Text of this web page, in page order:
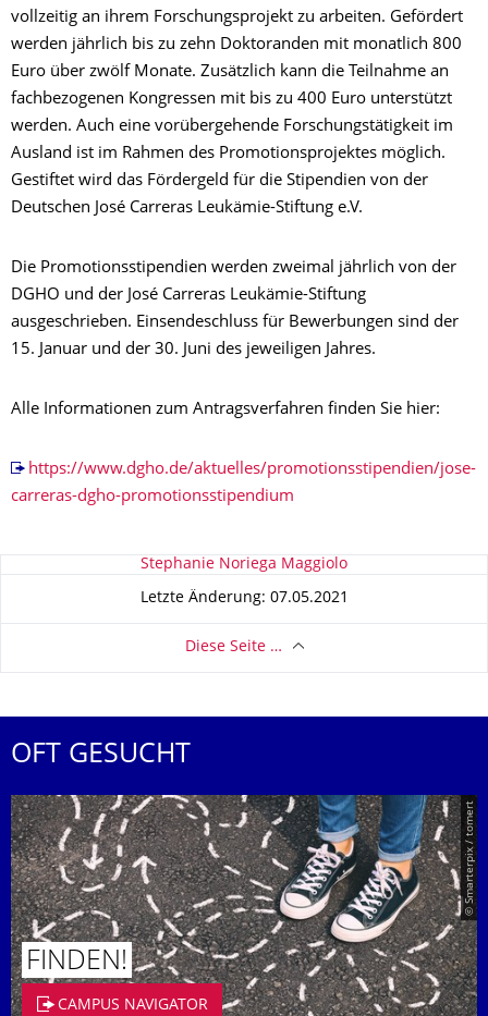
vollzeitig an ihrem Forschungsprojekt zu arbeiten. Gefördert
werden jährlich bis zu zehn Doktoranden mit monatlich 800
Euro über zwölf Monate. Zusätzlich kann die Teilnahme an
fachbezogenen Kongressen mit bis zu 400 Euro unterstützt
werden. Auch eine vorübergehende Forschungstätigkeit im
Ausland ist im Rahmen des Promotionsprojektes möglich.
Gestiftet wird das Fördergeld für die Stipendien von der
Deutschen José Carreras Leukämie-Stiftung e.V.
Die Promotionsstipendien werden zweimal jährlich von der
DGHO und der José Carreras Leukämie-Stiftung
ausgeschrieben. Einsendeschluss für Bewerbungen sind der
15. Januar und der 30. Juni des jeweiligen Jahres.
Alle Informationen zum Antragsverfahren finden Sie hier:
https://www.dgho.de/aktuelles/promotionsstipendien/jose-
carreras-dgho-promotionsstipendium
Zu dieser SeiteStephanie Noriega Maggiolo
Letzte Änderung: 07.05.2021
Diese Seite …
OFT GESUCHT
© Smarterpix / tomert
FINDEN!
CAMPUS NAVIGATOR